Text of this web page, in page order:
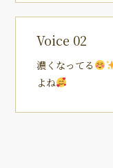
Voice 02
濃くなってる
よね